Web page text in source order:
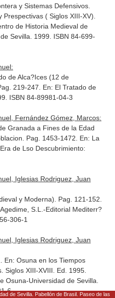
y Sistemas Defensivos.
( Siglos XIII-XV).
de Historia Medieval de
de Sevilla. 1999. ISBN 84-699-
de Alca?Ices (12 de
219-247. En: El Tratado de
ISBN 84-89981-04-3
Fernández Gómez, Marcos:
Granada a Fines de la Edad
Pag. 1453-1472. En: La
de Lso Descubrimiento:
Iglesias Rodriguez, Juan
y Moderna). Pag. 121-152.
. Agedime, S.L.-Editorial Mediterr?
306-1
Iglesias Rodriguez, Juan
En: Osuna en los Tiempos
Siglos XIII-XVIII . Ed. 1995.
Osuna-Universidad de Sevilla.
6de Sevilla. Pabellón de Brasil. Paseo de las